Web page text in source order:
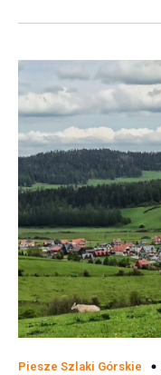
Piesze Szlaki Górskie